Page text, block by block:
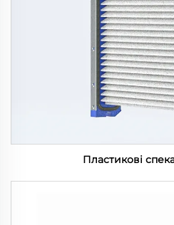
Пластикові